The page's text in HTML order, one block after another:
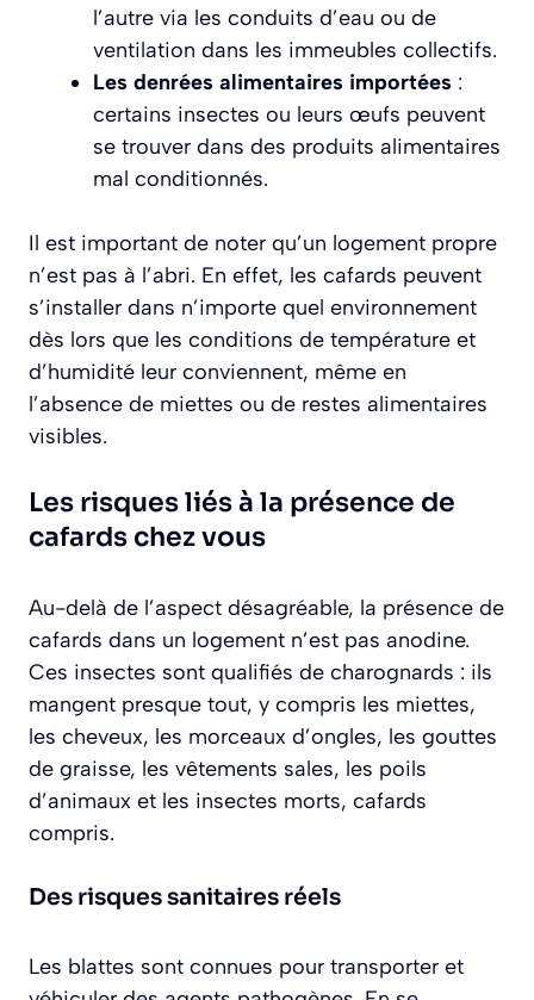
l’autre via les conduits d’eau ou de
ventilation dans les immeubles collectifs.
Les denrées alimentaires importées :
certains insectes ou leurs œufs peuvent
se trouver dans des produits alimentaires
mal conditionnés.
Il est important de noter qu’un logement propre
n’est pas à l’abri. En effet, les cafards peuvent
s’installer dans n’importe quel environnement
dès lors que les conditions de température et
d’humidité leur conviennent, même en
l’absence de miettes ou de restes alimentaires
visibles.
Les risques liés à la présence de
cafards chez vous
Au-delà de l’aspect désagréable, la présence de
cafards dans un logement n’est pas anodine.
Ces insectes sont qualifiés de charognards : ils
mangent presque tout, y compris les miettes,
les cheveux, les morceaux d’ongles, les gouttes
de graisse, les vêtements sales, les poils
d’animaux et les insectes morts, cafards
compris.
Des risques sanitaires réels
Les blattes sont connues pour transporter et